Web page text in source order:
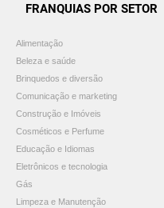
FRANQUIAS POR SETOR
Alimentação
Beleza e saúde
Brinquedos e diversão
Comunicação e marketing
Construção e Imóveis
Cosméticos e Perfume
Educação e Idiomas
Eletrônicos e tecnologia
Gás
Limpeza e Manutenção